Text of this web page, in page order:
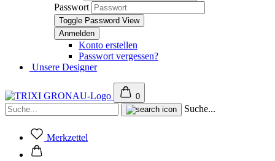
Passwort
Toggle Password View
Konto erstellen
Passwort vergessen?
Unsere Designer
0
Suche...
Merkzettel